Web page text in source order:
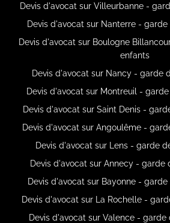
Devis d'avocat sur Villeurbanne -
Devis d'avocat sur Nanterre -
Devis d'avocat sur Boulogne
enfants
Devis d'avocat sur Nancy - garde
Devis d'avocat sur Montreuil -
Devis d'avocat sur Saint Denis -
Devis d'avocat sur Angoulême -
Devis d'avocat sur Lens - garde
Devis d'avocat sur Annecy - garde
Devis d'avocat sur Bayonne -
Devis d'avocat sur La Rochelle -
Devis d'avocat sur Valence -